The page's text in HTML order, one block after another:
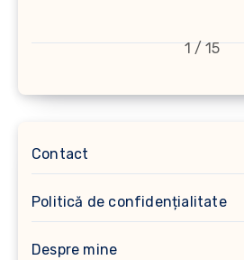
1 / 15
Contact
Politică de confidențialitate
Despre mine